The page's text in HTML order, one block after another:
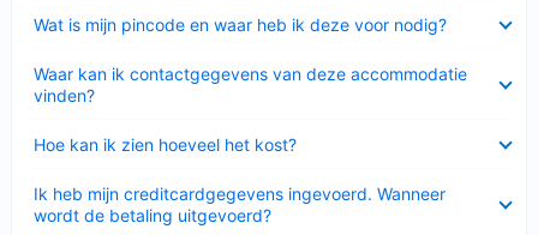
Wat is mijn pincode en waar heb ik deze voor nodig?
Waar kan ik contactgegevens van deze accommodatie
vinden?
Hoe kan ik zien hoeveel het kost?
Ik heb mijn creditcardgegevens ingevoerd. Wanneer
wordt de betaling uitgevoerd?